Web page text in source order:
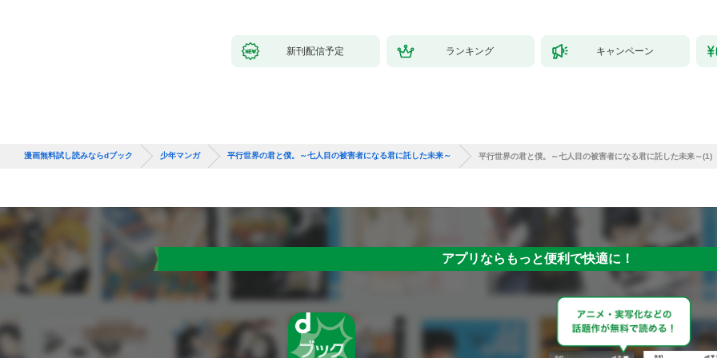
新刊配信予定 ランキング キャンペーン
漫画無料試し読みならdブック 少年マンガ 平行世界の君と僕。～七人目の被害者になる君に託した未来～ 平行世界の君と僕。～七人目の被害者になる君に託した未来～(1)
アプリならもっと便利で快適に！